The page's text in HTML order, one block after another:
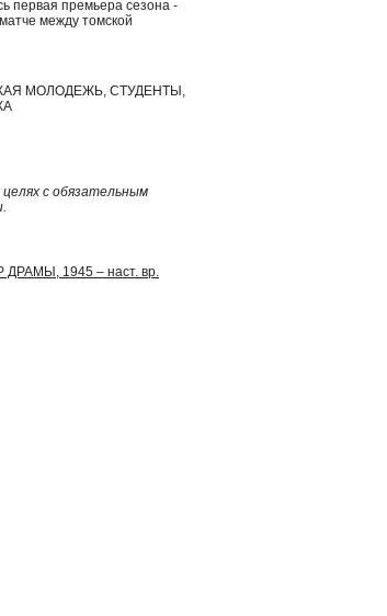
первая премьера сезона -
между томской
МОЛОДЕЖЬ, СТУДЕНТЫ,
с обязательным
1945 – наст. вр.